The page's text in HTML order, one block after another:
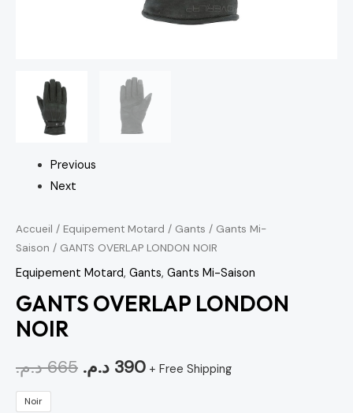
Previous
Next
Accueil / Equipement Motard / Gants / Gants Mi-
Saison / GANTS OVERLAP LONDON NOIR
Equipement Motard, Gants, Gants Mi-Saison
GANTS OVERLAP LONDON
NOIR
665 د.م. 390 د.م. + Free Shipping
Noir